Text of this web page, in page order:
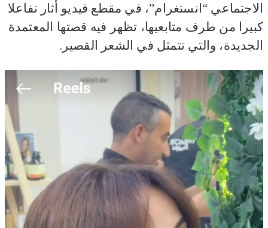
الاجتماعي “انستغرام”، في مقطع فيديو أثار تفاعلا
كبيرا من طرف متابعيها، تظهر فيه قصتها المعتمدة
الجديدة، والتي تتمثل في الشعر القصير.